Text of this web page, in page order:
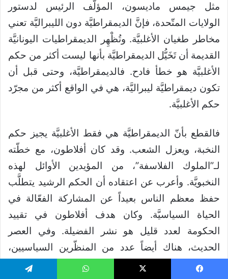
مثل جيمس ماديسون، المؤلّف الرئيس لدستور
الولايات المتّحدة، فإنَّ الديمقراطيَّة دون الليبراليَّة تعني
مخاطر طغيان الأغلبيَّة. وتُظْهِر الديمقراطيات اليونانيَّة
القديمة أن تَخَيُّل الديمقراطيَّة بأنها ليست أكثر من حكم
الأغلبيَّة هو خطأ فادح. فالديمقراطيَّة، وحتى قبل أن
تكون ديمقراطيَّة ليبراليَّة، هي في الواقع أكثر من مجرّد
حكم الأغلبيَّة.
فالقطع بأنّ الديمقراطيَّة هي فقط الأغلبيَّة يجيز حكم
النخبة، ويعزل الشعب. وقد كان أفلاطون، مع خطّته
لـ”الملوك الفلاسفة”، من المؤيدين الأوائل لهذه
النخبويَّة. وأعرب عن اعتقاده أن الحكم الرشيد يتطلَّب
حفظ معظم الناس بعيداً عن المشاركة الفعّالة في
الحياة السياسيَّة. وكان هدف أفلاطون في تقييد
الحكومة لعدد قليل هو نشر الفضيلة. وفي العصر
الحديث، هناك أيضاً عدد من المنظّرين السياسيين،
الذين بسطوا نفوذهم على مجالات الفكر السياسي،